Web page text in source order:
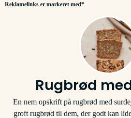
Reklamelinks er markeret med*
Rugbrød
En nem opskrift på rugbrød med
groft rugbrød til dem, der godt kan